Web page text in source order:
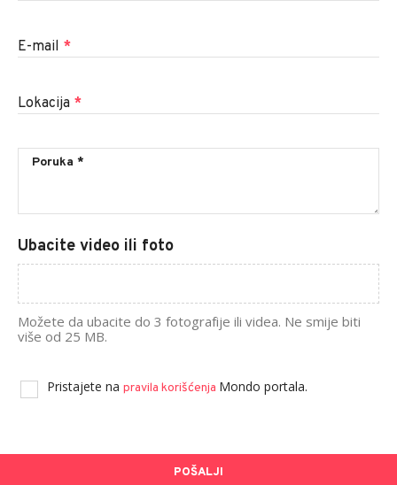
E-mail *
Lokacija *
Ubacite video ili foto
Možete da ubacite do 3 fotografije ili videa. Ne smije biti
više od 25 MB.
Pristajete na pravila korišćenja Mondo portala.
POŠALJI